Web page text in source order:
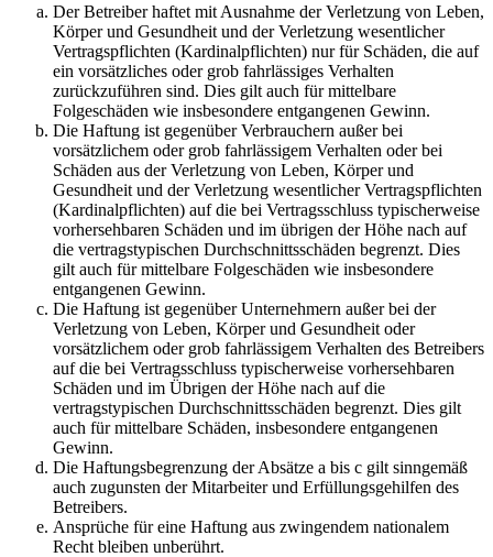
Der Betreiber haftet mit Ausnahme der Verletzung von Leben,
Körper und Gesundheit und der Verletzung wesentlicher
Vertragspflichten (Kardinalpflichten) nur für Schäden, die auf
ein vorsätzliches oder grob fahrlässiges Verhalten
zurückzuführen sind. Dies gilt auch für mittelbare
Folgeschäden wie insbesondere entgangenen Gewinn.
Die Haftung ist gegenüber Verbrauchern außer bei
vorsätzlichem oder grob fahrlässigem Verhalten oder bei
Schäden aus der Verletzung von Leben, Körper und
Gesundheit und der Verletzung wesentlicher Vertragspflichten
(Kardinalpflichten) auf die bei Vertragsschluss typischerweise
vorhersehbaren Schäden und im übrigen der Höhe nach auf
die vertragstypischen Durchschnittsschäden begrenzt. Dies
gilt auch für mittelbare Folgeschäden wie insbesondere
entgangenen Gewinn.
Die Haftung ist gegenüber Unternehmern außer bei der
Verletzung von Leben, Körper und Gesundheit oder
vorsätzlichem oder grob fahrlässigem Verhalten des Betreibers
auf die bei Vertragsschluss typischerweise vorhersehbaren
Schäden und im Übrigen der Höhe nach auf die
vertragstypischen Durchschnittsschäden begrenzt. Dies gilt
auch für mittelbare Schäden, insbesondere entgangenen
Gewinn.
Die Haftungsbegrenzung der Absätze a bis c gilt sinngemäß
auch zugunsten der Mitarbeiter und Erfüllungsgehilfen des
Betreibers.
Ansprüche für eine Haftung aus zwingendem nationalem
Recht bleiben unberührt.